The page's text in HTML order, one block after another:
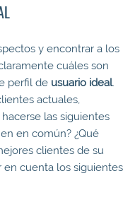
y encontrar a los
cuáles son
perfil de usuario ideal.
actuales,
las siguientes
en común? ¿Qué
clientes de su
en cuenta los siguientes